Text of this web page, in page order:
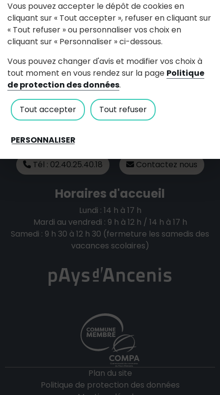
Vous pouvez accepter le dépôt de cookies en
cliquant sur « Tout accepter », refuser en cliquant sur
« Tout refuser » ou personnaliser vos choix en
cliquant sur « Personnaliser » ci-dessous.
Vous pouvez changer d'avis et modifier vos choix à
tout moment en vous rendez sur la page Politique
de protection des données.
Tout accepter Tout refuser
PERSONNALISER
06 34 67 43 71
Voir le site internet
Mairie du Cellier
Tél : 02.40.25.40.18 Contactez nous
Horaires d'accueil
Lundi : 14 h à 17 h
Mardi au vendredi : 9 h à 12 h / 14 h à 17 h
Samedi : 9 h 30 à 12 h 30 (fermeture les samedis des
vacances scolaires)
Plan du site
Politique de protection des données